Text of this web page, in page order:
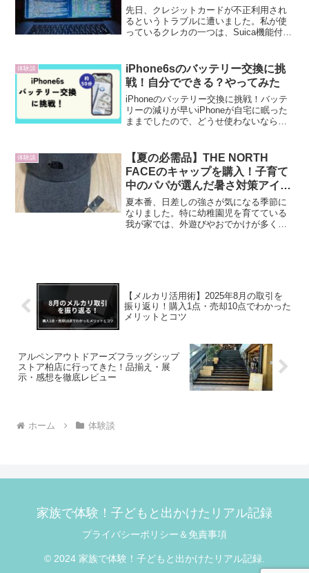
先日、クレジットカードが不正利用され
るというトラブルに遭いました。私が使
っているクレカの一つは、Suica機能付き
さを痛感しました。不正利用が発覚する
まで11月下旬...
体験談
iPhone6sのバッテリー交換に挑
戦！自分でできる？やってみた
iPhoneのバッテリー交換に挑戦！バッテ
リーの減りが早いiPhoneが自宅に眠った
ままでしたので、どうせ使わないなら、
換方法の動画を検索しました。実際に動
画を見て...
体験談
【夏の必需品】THE NORTH
FACEのキャップを購入！子育て
中のパパが選んだ暑さ対策アイテ
ムとは？
夏本番、日差しの強さが気になる季節に
なりました。特に幼稚園児を育てている
我が家では、外遊びやおでかけが多くな
【メルカリ活用術】2025年8月の取引を
振り返り！購入1点・売却10点でわかった
メリットとコツ
アルペンアウトドアーズフラッグシップ
ストア柏店に行ってきた！品揃え・展
示・感想を徹底レビュー
ホーム 体験談
家族で体験！子どもと出かけたリアル記録
プライバシーポリシー＆免責事項
© 2024 家族で体験！子どもと出かけたリアル記録.